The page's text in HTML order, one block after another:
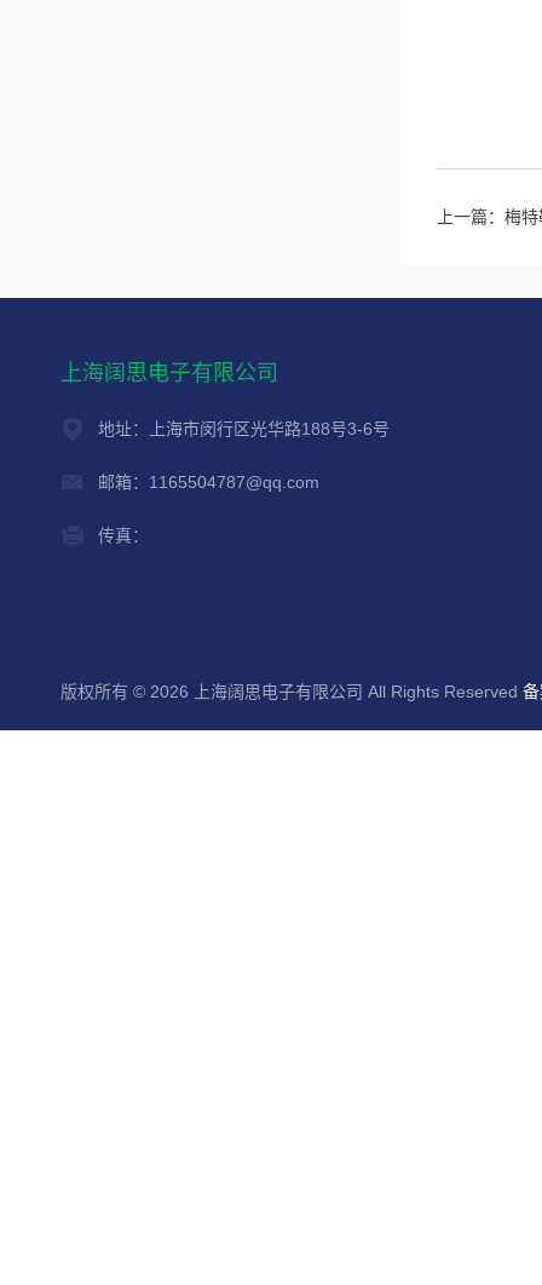
上一篇： 梅特
上海阔思电子有限公司
地址：上海市闵行区光华路188号3-6号
邮箱：1165504787@qq.com
传真：
版权所有 © 2026 上海阔思电子有限公司 All Rights Reserved